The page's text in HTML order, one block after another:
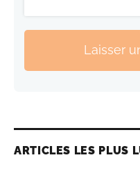
Laisser
ARTICLES LES PLUS